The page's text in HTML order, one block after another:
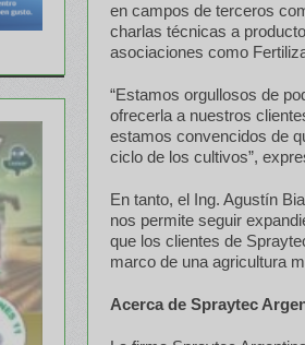
en campos de terceros
charlas técnicas a
asociaciones como
“Estamos orgullosos de
ofrecerla a nuestros
estamos convencidos de
ciclo de los cultivos”,
En tanto, el Ing. Agustín
nos permite seguir
que los clientes de
marco de una agricultura
Acerca de Spraytec